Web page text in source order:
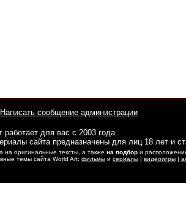
Написать сообщение администрации
работает для вас с 2003 года.
сайта предназначены для лиц 18 лет и
на оригинальные тексты, а также на подбор и
темы сайта World Art: фильмы и сериалы | видеоигры |